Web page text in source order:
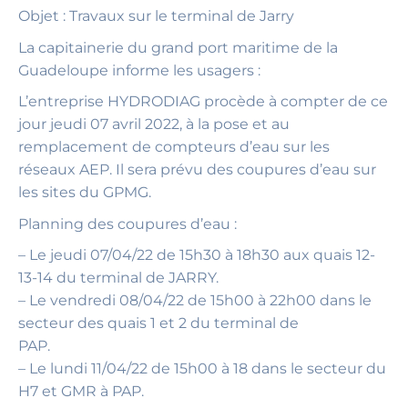
Objet : Travaux sur le terminal de Jarry
La capitainerie du grand port maritime de la
Guadeloupe informe les usagers :
L’entreprise HYDRODIAG procède à compter de ce
jour jeudi 07 avril 2022, à la pose et au
remplacement de compteurs d’eau sur les
réseaux AEP. Il sera prévu des coupures d’eau sur
les sites du GPMG.
Planning des coupures d’eau :
– Le jeudi 07/04/22 de 15h30 à 18h30 aux quais 12-
13-14 du terminal de JARRY.
– Le vendredi 08/04/22 de 15h00 à 22h00 dans le
secteur des quais 1 et 2 du terminal de
PAP.
– Le lundi 11/04/22 de 15h00 à 18 dans le secteur du
H7 et GMR à PAP.